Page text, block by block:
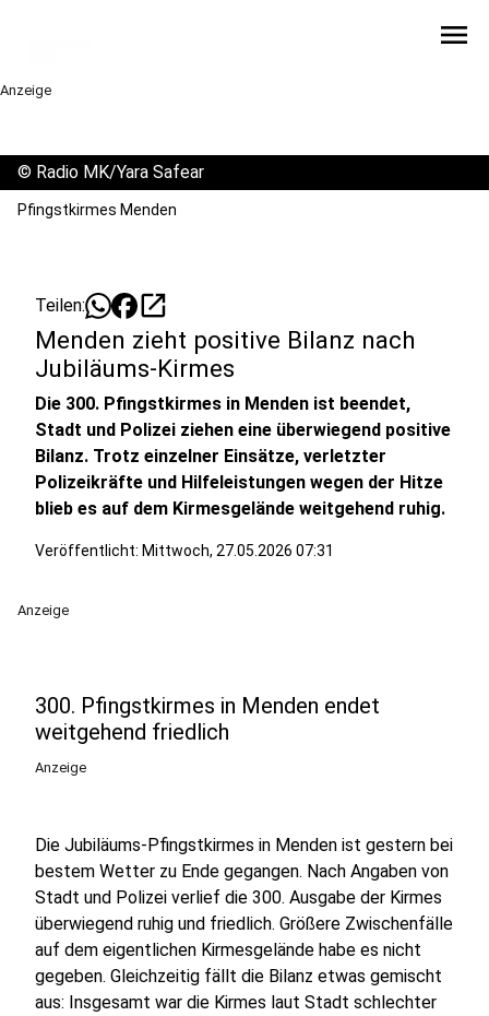
menu
Anzeige
© Radio MK/Yara Safear
Pfingstkirmes Menden
Teilen: open_in_new
Menden zieht positive Bilanz nach
Jubiläums-Kirmes
Die 300. Pfingstkirmes in Menden ist beendet,
Stadt und Polizei ziehen eine überwiegend positive
Bilanz. Trotz einzelner Einsätze, verletzter
Polizeikräfte und Hilfeleistungen wegen der Hitze
blieb es auf dem Kirmesgelände weitgehend ruhig.
Veröffentlicht: Mittwoch, 27.05.2026 07:31
Anzeige
300. Pfingstkirmes in Menden endet
weitgehend friedlich
Anzeige
Die Jubiläums-Pfingstkirmes in Menden ist gestern bei
bestem Wetter zu Ende gegangen. Nach Angaben von
Stadt und Polizei verlief die 300. Ausgabe der Kirmes
überwiegend ruhig und friedlich. Größere Zwischenfälle
auf dem eigentlichen Kirmesgelände habe es nicht
gegeben. Gleichzeitig fällt die Bilanz etwas gemischt
aus: Insgesamt war die Kirmes laut Stadt schlechter